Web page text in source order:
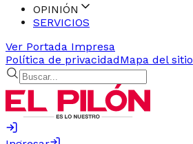
OPINIÓN
SERVICIOS
Ver Portada Impresa
Política de privacidadMapa del sitio